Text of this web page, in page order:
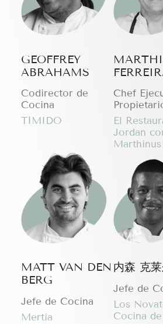
GEOFFREY
ABRAHAMS
Codirector de
Cocina
TÍMIDO
Chef
El
Jordan
MATT VAN DEN
BERG
Jefe de Cocina
Mertia
内森 克
Jefe de
Los
Cocina